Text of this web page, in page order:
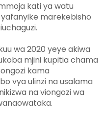
kati ya watu
marekebisho
wa 2020 yeye akiwa
mjini kupitia chama
kama
vya ulinzi na usalama
na viongozi wa